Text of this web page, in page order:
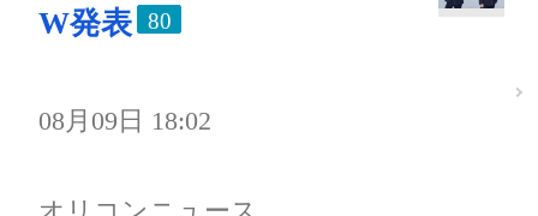
W発表
80
08月09日 18:02